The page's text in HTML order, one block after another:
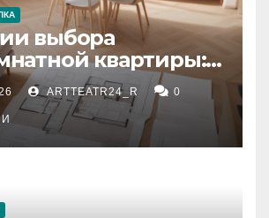
выбора
квартиры:
площадь,
и документация
ARTTEATR24_R 0